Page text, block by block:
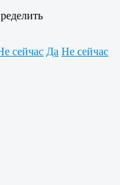
сейчас Да Не сейчас